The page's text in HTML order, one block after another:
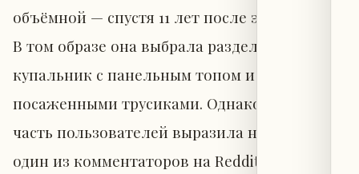
объёмной — спустя 11 лет после этих кадров.
В том образе она выбрала раздельный
купальник с панельным топом и низко
посаженными трусиками. Однако и тогда
часть пользователей выразила неприятие:
один из комментаторов на Reddit назвал